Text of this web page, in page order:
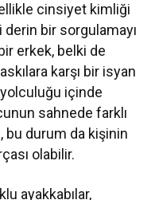
cinsiyet kimliği
bir sorgulamayı
erkek, belki de
karşı bir isyan
içinde
sahnede farklı
bu durum da kişinin
olabilir.
ayakkabılar,